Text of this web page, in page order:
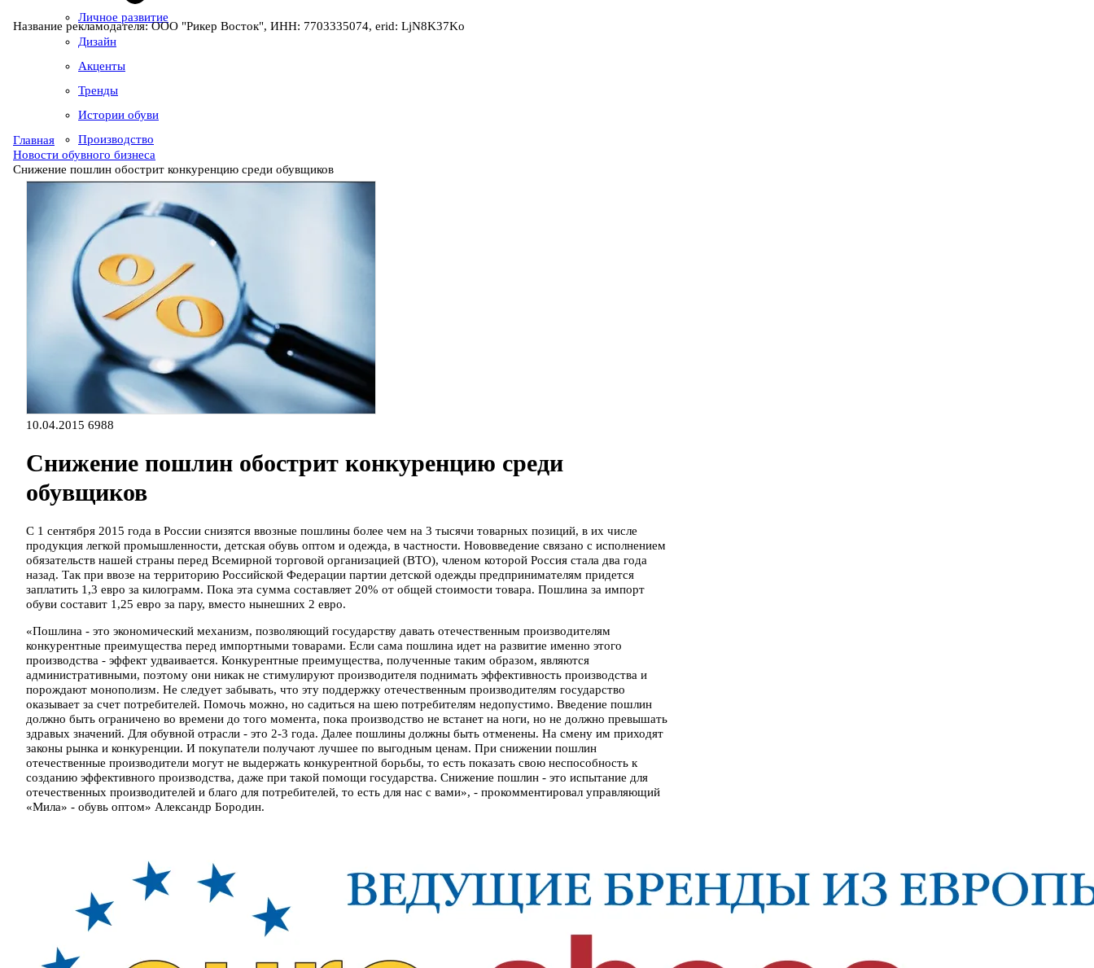
Личное развитие
Дизайн
Акценты
Тренды
Истории обуви
Производство
Название рекламодателя: ООО "Рикер Восток", ИНН: 7703335074, erid: LjN8K37Ko
Главная
Новости обувного бизнеса
Снижение пошлин обострит конкуренцию среди обувщиков
10.04.2015 6988
Снижение пошлин обострит конкуренцию среди
обувщиков
C 1 сентября 2015 года в России снизятся ввозные пошлины более чем на 3 тысячи товарных позиций, в их числе
продукция легкой промышленности, детская обувь оптом и одежда, в частности. Нововведение связано с исполнением
обязательств нашей страны перед Всемирной торговой организацией (ВТО), членом которой Россия стала два года
назад. Так при ввозе на территорию Российской Федерации партии детской одежды предпринимателям придется
заплатить 1,3 евро за килограмм. Пока эта сумма составляет 20% от общей стоимости товара. Пошлина за импорт
обуви составит 1,25 евро за пару, вместо нынешних 2 евро.
«Пошлина - это экономический механизм, позволяющий государству давать отечественным производителям
конкурентные преимущества перед импортными товарами. Если сама пошлина идет на развитие именно этого
производства - эффект удваивается. Конкурентные преимущества, полученные таким образом, являются
административными, поэтому они никак не стимулируют производителя поднимать эффективность производства и
порождают монополизм. Не следует забывать, что эту поддержку отечественным производителям государство
оказывает за счет потребителей. Помочь можно, но садиться на шею потребителям недопустимо. Введение пошлин
должно быть ограничено во времени до того момента, пока производство не встанет на ноги, но не должно превышать
здравых значений. Для обувной отрасли - это 2-3 года. Далее пошлины должны быть отменены. На смену им приходят
законы рынка и конкуренции. И покупатели получают лучшее по выгодным ценам. При снижении пошлин
отечественные производители могут не выдержать конкурентной борьбы, то есть показать свою неспособность к
созданию эффективного производства, даже при такой помощи государства. Снижение пошлин - это испытание для
отечественных производителей и благо для потребителей, то есть для нас с вами», - прокомментировал управляющий
«Мила» - обувь оптом» Александр Бородин.